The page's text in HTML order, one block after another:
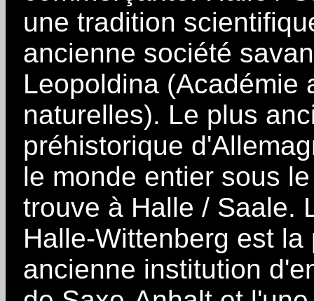
une tradition
ancienne société
Leopoldina (Académie
naturelles). Le plus
préhistorique
le monde entier sous
trouve à Halle / Saale.
Halle-Wittenberg est
ancienne institution